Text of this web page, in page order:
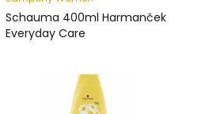
Schauma 400ml Harmanček
Everyday Care